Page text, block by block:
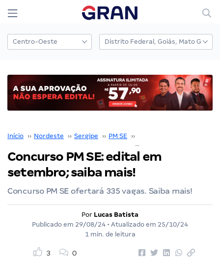
Início ›› Nordeste ›› Sergipe ›› PM SE ››
Concurso PM SE: edital em
setembro; saiba mais!
Concurso PM SE ofertará 335 vagas. Saiba mais!
Por Lucas Batista
Publicado em 29/08/24 • Atualizado em 25/10/24
1 min. de leitura
3 0